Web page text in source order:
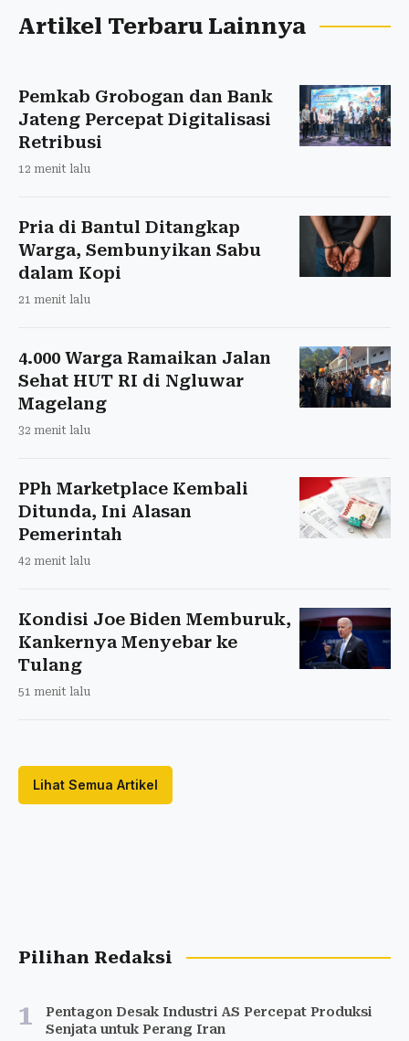
Artikel Terbaru Lainnya
Pemkab Grobogan dan Bank
Jateng Percepat Digitalisasi
Retribusi
12 menit lalu
Pria di Bantul Ditangkap
Warga, Sembunyikan Sabu
dalam Kopi
21 menit lalu
4.000 Warga Ramaikan Jalan
Sehat HUT RI di Ngluwar
Magelang
32 menit lalu
PPh Marketplace Kembali
Ditunda, Ini Alasan
Pemerintah
42 menit lalu
Kondisi Joe Biden Memburuk,
Kankernya Menyebar ke
Tulang
51 menit lalu
Lihat Semua Artikel
Pilihan Redaksi
1
Pentagon Desak Industri AS Percepat Produksi
Senjata untuk Perang Iran